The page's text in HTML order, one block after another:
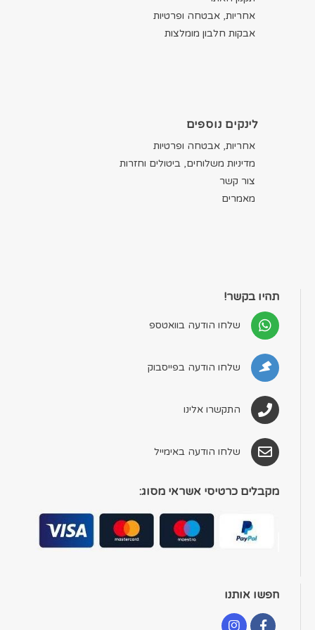
אחריות, אבטחה ופרטיות
אבקות חלבון מומלצות
לינקים נוספים
אחריות, אבטחה ופרטיות
מדיניות משלוחים, ביטולים וחזרות
צור קשר
מאמרים
תהיו בקשר!
שלחו הודעה בוואטספ
שלחו הודעה בפייסבוק
התקשרו אלינו
שלחו הודעה באימייל
מקבלים כרטיסי אשראי מסוג:
חפשו אותנו